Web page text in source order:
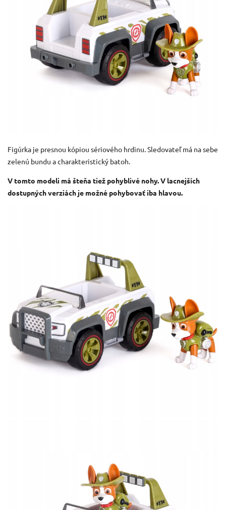
Figúrka je presnou kópiou sériového hrdinu.Sledovateľ má na sebe
zelenú bundu a charakteristický batoh.
V tomto modeli má šteňa tiež pohyblivé nohy.V lacnejších
dostupných verziách je možné pohybovať iba hlavou.